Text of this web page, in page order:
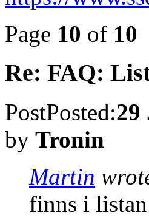
Page 10 of 10
Re: FAQ:
PostPosted:29
by Tronin
Martin
finns i listan